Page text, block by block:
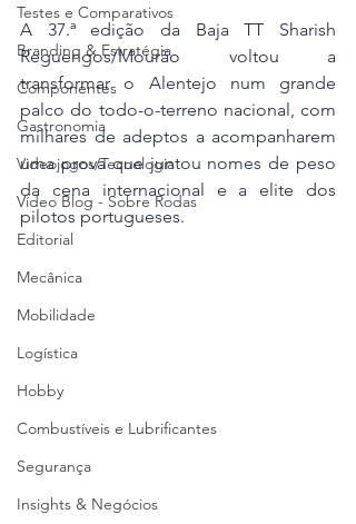
Testes e Comparativos
Branding & Estratégia
Componentes
Gastronomia
Videojogos/Tecnologia
Vídeo Blog - Sobre Rodas
Editorial
Mecânica
Mobilidade
Logística
Hobby
Combustíveis e Lubrificantes
Segurança
Insights & Negócios
A 37.ª edição da Baja TT Sharish
Reguengos/Mourão voltou a
transformar o Alentejo num grande
palco do todo-o-terreno nacional, com
milhares de adeptos a acompanharem
uma prova que juntou nomes de peso
da cena internacional e a elite dos
pilotos portugueses.